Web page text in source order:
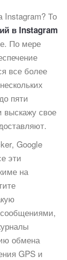
Instagram? То
в Instagram
По мере
все более
пяти
свое
Google
эти
на
обмена
GPS и